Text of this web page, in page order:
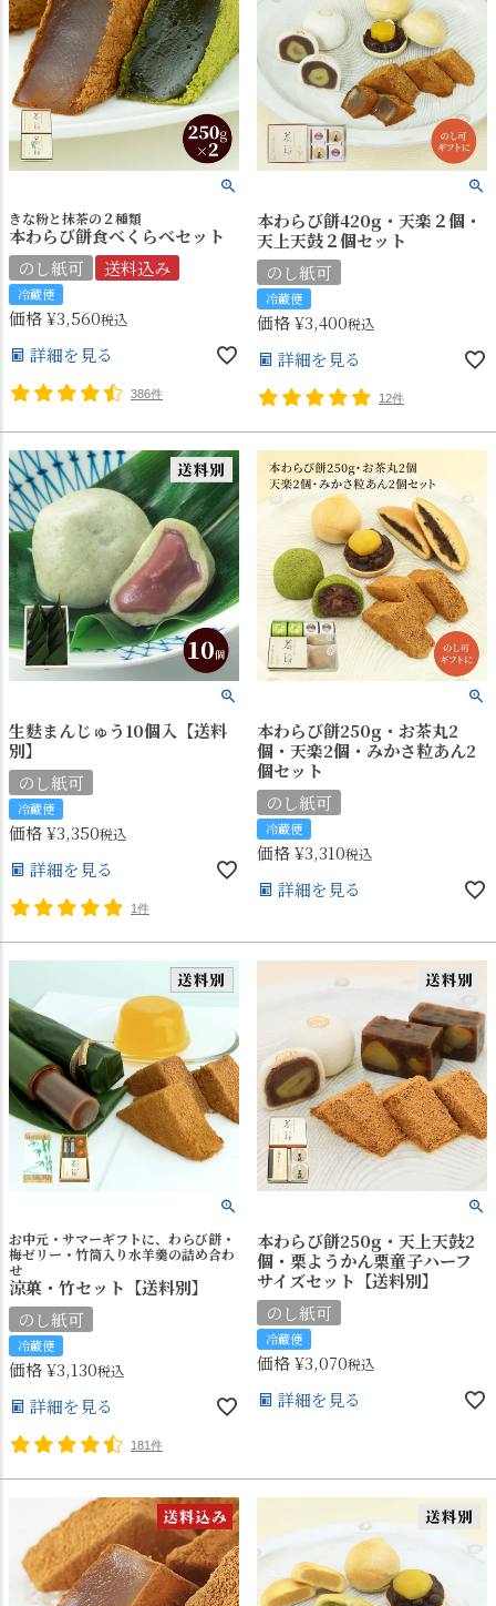
きな粉と抹茶の２種類
本わらび餅食べくらべセット
のし紙可
送料込み
冷蔵便
価格¥3,560税込
詳細を見る
386件
本わらび餅420g・天楽２個・
天上天鼓２個セット
のし紙可
冷蔵便
価格¥3,400税込
詳細を見る
12件
生麩まんじゅう10個入【送料
別】
のし紙可
冷蔵便
価格¥3,350税込
詳細を見る
1件
本わらび餅250g・お茶丸2
個・天楽2個・みかさ粒あん2
個セット
のし紙可
冷蔵便
価格¥3,310税込
詳細を見る
お中元・サマーギフトに、わらび餅・
梅ゼリー・竹筒入り水羊羹の詰め合わ
せ
涼菓・竹セット【送料別】
のし紙可
冷蔵便
価格¥3,130税込
詳細を見る
181件
本わらび餅250g・天上天鼓2
個・栗ようかん栗童子ハーフ
サイズセット【送料別】
のし紙可
冷蔵便
価格¥3,070税込
詳細を見る